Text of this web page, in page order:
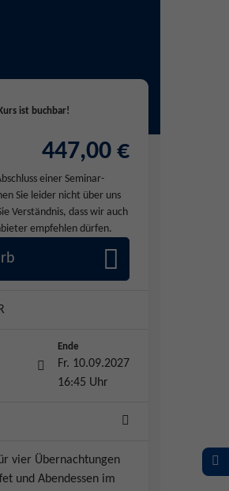
447,00 €
einer Seminar-
Sie leider nicht über uns
Verständnis, dass wir auch
empfehlen dürfen.
Ende
Fr. 10.09.2027
16:45 Uhr
vier Übernachtungen
und Abendessen im